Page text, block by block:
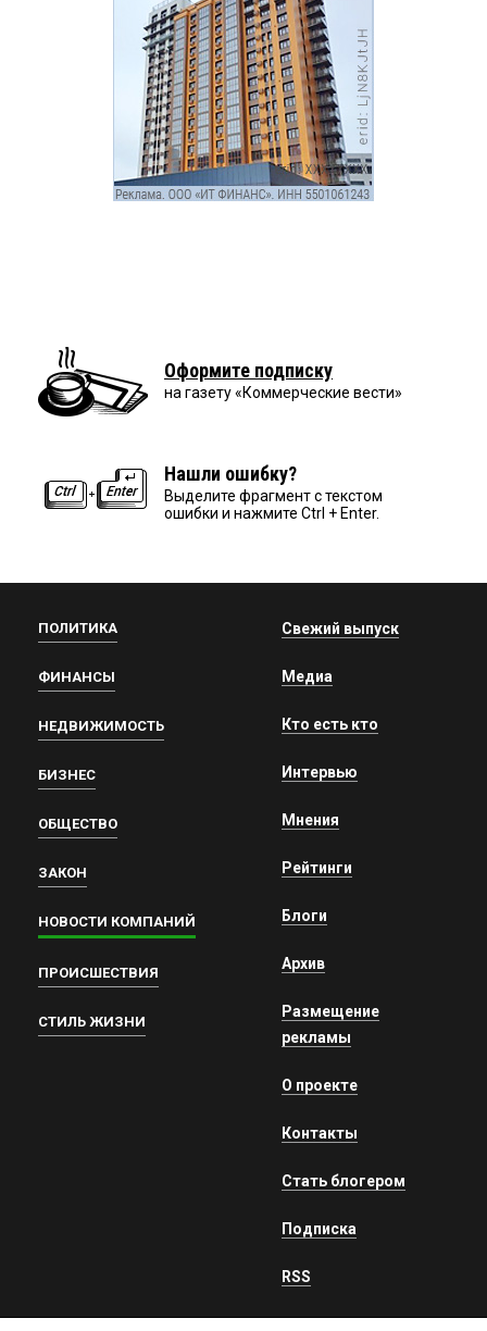
Оформите подписку
на газету «Коммерческие вести»
Нашли ошибку?
Выделите фрагмент с текстом
ошибки и нажмите Ctrl + Enter.
ПОЛИТИКА
ФИНАНСЫ
НЕДВИЖИМОСТЬ
БИЗНЕС
ОБЩЕСТВО
ЗАКОН
НОВОСТИ КОМПАНИЙ
ПРОИСШЕСТВИЯ
СТИЛЬ ЖИЗНИ
Свежий выпуск
Медиа
Кто есть кто
Интервью
Мнения
Рейтинги
Блоги
Архив
Размещение
рекламы
О проекте
Контакты
Стать блогером
Подписка
RSS